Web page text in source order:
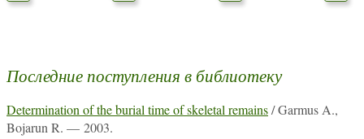
Последние поступления в библиотеку
Determination of the burial time of skeletal remains/ Garmus A.,
Bojarun R. — 2003.